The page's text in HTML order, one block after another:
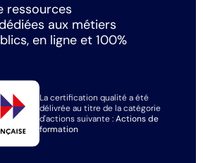
ressources
aux métiers
en ligne et 100%
La certification qualité a été
délivrée au titre de la catégorie
d'actions suivante :Actions de
formation